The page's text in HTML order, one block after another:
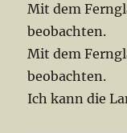
Mit dem
beobachten.
Mit dem
beobachten.
Ich kann die